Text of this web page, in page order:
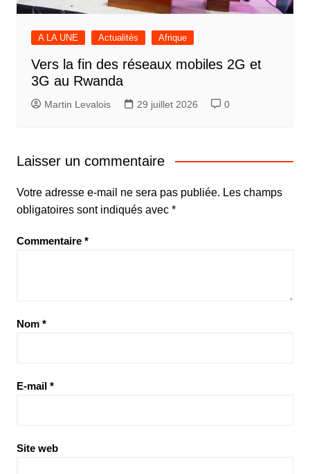
A LA UNE Actualités Afrique
Vers la fin des réseaux mobiles 2G et
3G au Rwanda
Martin Levalois 29 juillet 2026 0
Laisser un commentaire
Votre adresse e-mail ne sera pas publiée. Les champs
obligatoires sont indiqués avec *
Commentaire *
Nom *
E-mail *
Site web